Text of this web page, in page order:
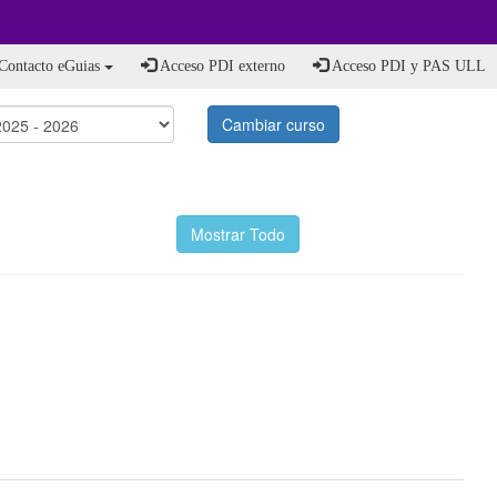
eGuias Acceso PDI externo Acceso PDI y PAS ULL
Cambiar curso
Mostrar Todo